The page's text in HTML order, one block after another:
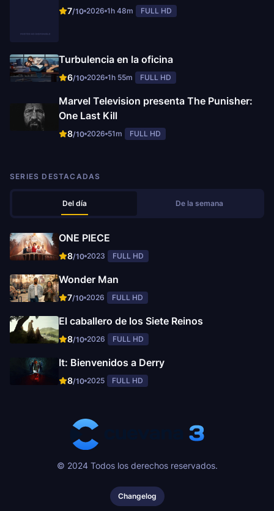
7/10 2026 1h 48m FULL HD
Turbulencia en la oficina
6/10 2026 1h 55m FULL HD
Marvel Television presenta The Punisher:
One Last Kill
8/10 2026 51m FULL HD
SERIES DESTACADAS
Del día De la semana
ONE PIECE
8/10 2023 FULL HD
Wonder Man
7/10 2026 FULL HD
El caballero de los Siete Reinos
8/10 2026 FULL HD
It: Bienvenidos a Derry
8/10 2025 FULL HD
© 2024 Todos los derechos reservados.
Changelog